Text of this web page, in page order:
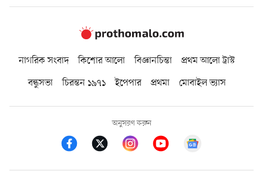
নাগরিক সংবাদ কিশোর আলো বিজ্ঞানচিন্তা
প্রথম আলো ট্রাস্ট
বন্ধুসভা
চিরন্তন ১৯৭১ ইপেপার প্রথমা মোবাইল ভ্যাস
অনুসরণ করুন